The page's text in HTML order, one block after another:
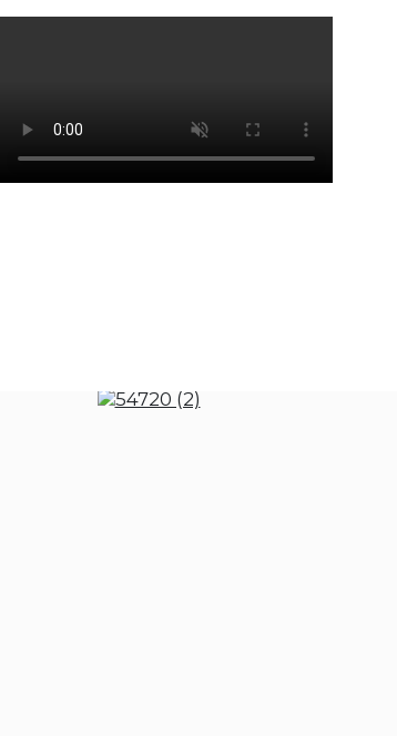
Os cookies de marketing são